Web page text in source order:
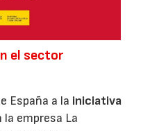
el sector
España a la iniciativa
la empresa La